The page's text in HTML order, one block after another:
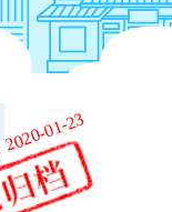
01-23